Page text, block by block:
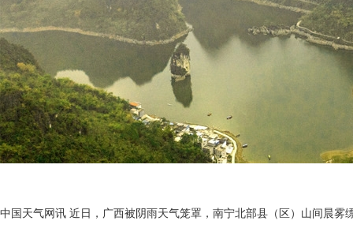
中国天气网讯 近日，广西被阴雨天气笼罩，南宁北部县（区）山间晨